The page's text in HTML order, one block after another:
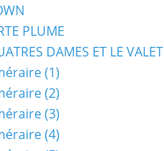
PLUME
DAMES ET LE VALET
(1)
(2)
(3)
(4)